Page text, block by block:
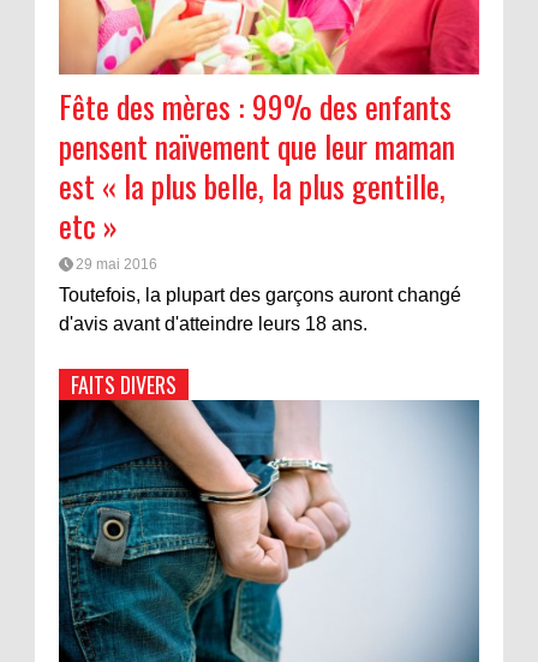
Fête des mères : 99% des enfants
pensent naïvement que leur maman
est « la plus belle, la plus gentille,
etc »
29 mai 2016
Toutefois, la plupart des garçons auront changé
d'avis avant d'atteindre leurs 18 ans.
FAITS DIVERS